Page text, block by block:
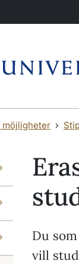
möjligheter
Du
vill